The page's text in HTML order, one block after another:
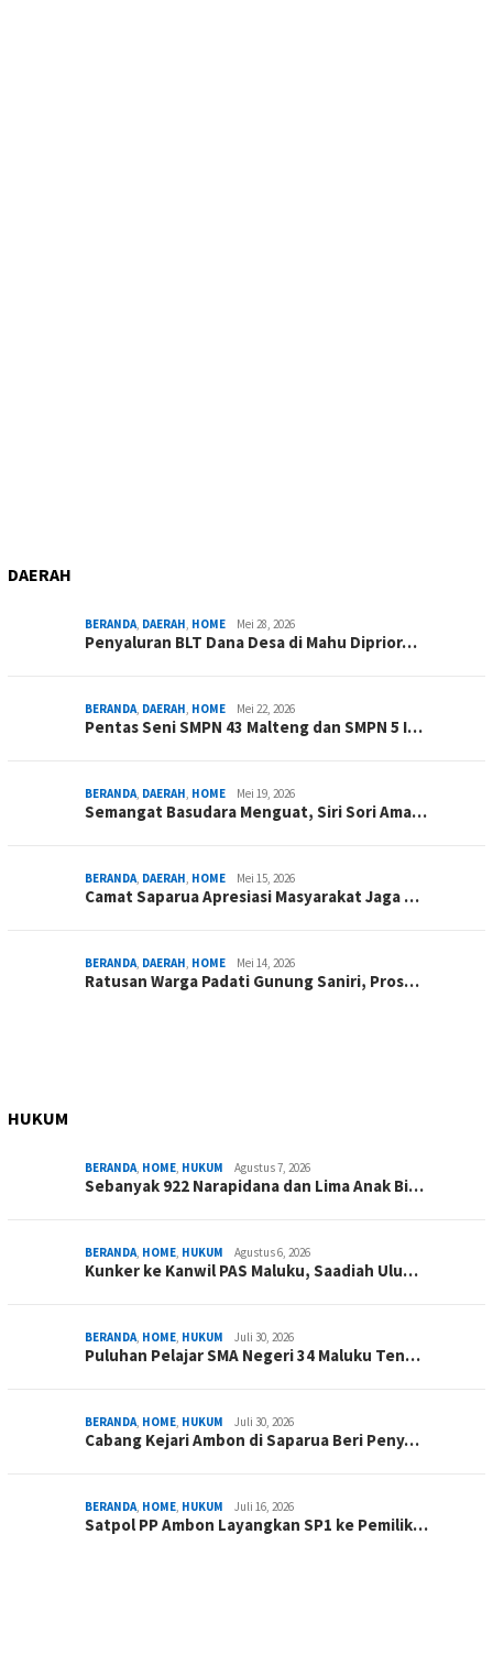
DAERAH
BERANDA, DAERAH, HOME Mei 28, 2026
Penyaluran BLT Dana Desa di Mahu Diprior…
BERANDA, DAERAH, HOME Mei 22, 2026
Pentas Seni SMPN 43 Malteng dan SMPN 5 I…
BERANDA, DAERAH, HOME Mei 19, 2026
Semangat Basudara Menguat, Siri Sori Ama…
BERANDA, DAERAH, HOME Mei 15, 2026
Camat Saparua Apresiasi Masyarakat Jaga …
BERANDA, DAERAH, HOME Mei 14, 2026
Ratusan Warga Padati Gunung Saniri, Pros…
HUKUM
BERANDA, HOME, HUKUM Agustus 7, 2026
Sebanyak 922 Narapidana dan Lima Anak Bi…
BERANDA, HOME, HUKUM Agustus 6, 2026
Kunker ke Kanwil PAS Maluku, Saadiah Ulu…
BERANDA, HOME, HUKUM Juli 30, 2026
Puluhan Pelajar SMA Negeri 34 Maluku Ten…
BERANDA, HOME, HUKUM Juli 30, 2026
Cabang Kejari Ambon di Saparua Beri Peny…
BERANDA, HOME, HUKUM Juli 16, 2026
Satpol PP Ambon Layangkan SP1 ke Pemilik…